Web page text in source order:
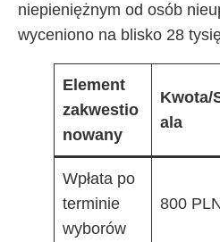
niepieniężnym od osób
wyceniono na blisko 28
Element
zakwestio
nowany
Kwota/
ala
Wpłata po
terminie
wyborów
800